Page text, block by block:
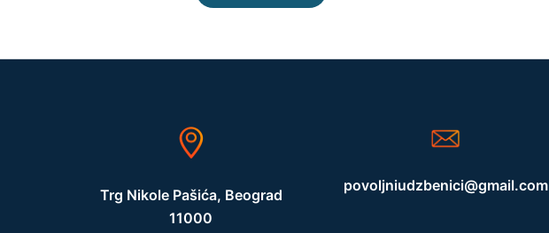
Trg Nikole Pašića, Beograd
11000
povoljniudzbenici@gmail.com